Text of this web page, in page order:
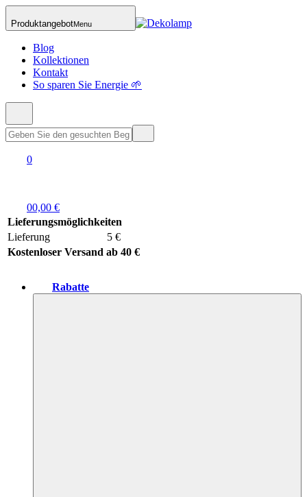
ProduktangebotMenu
Blog
Kollektionen
Kontakt
So sparen Sie Energie 🌱
0
00,00 €
Lieferungsmöglichkeiten
Lieferung
5 €
Kostenloser Versand ab 40 €
Rabatte